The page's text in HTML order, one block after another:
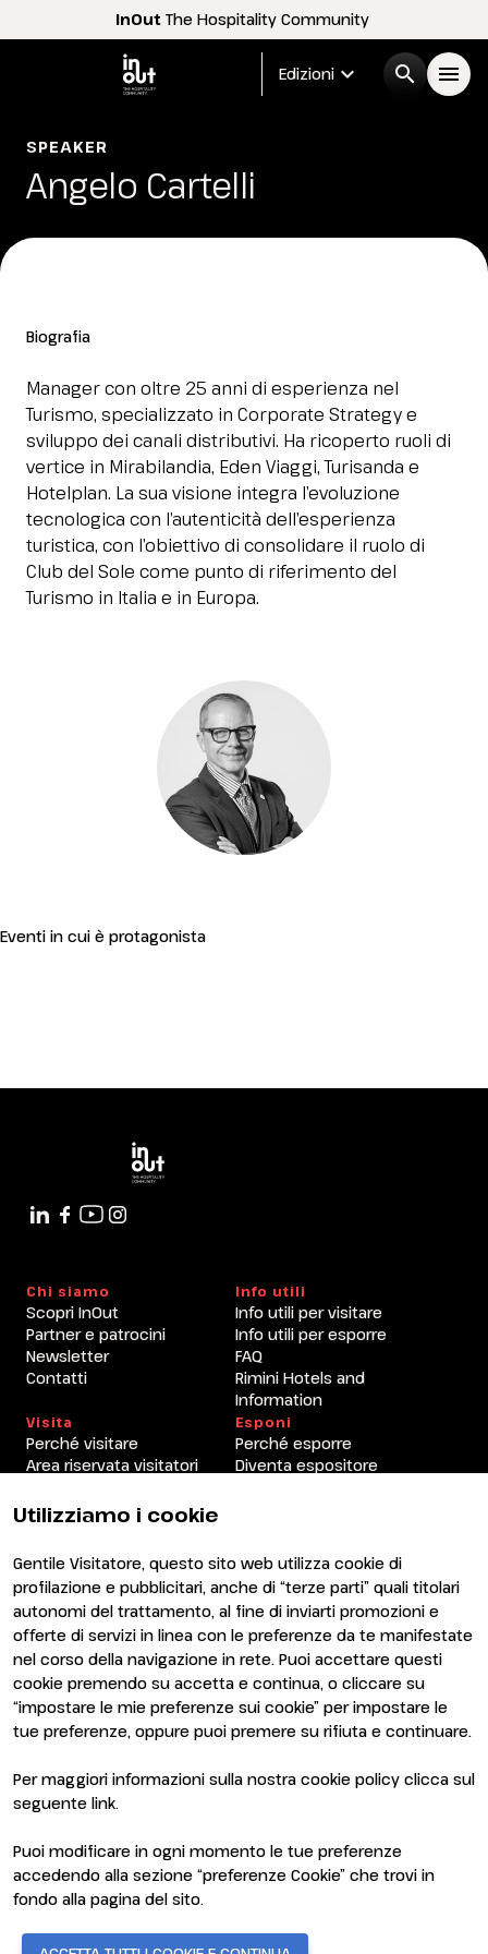
InOut The Hospitality Community
Edizioni expand_more search menu
Menù
Buyer arrow_right
Media Room
Stai pianificando la tua visita a InOut?
RICHIEDI IL TUO BIGLIETTO!
SPEAKER
Angelo Cartelli
Biografia
Manager con oltre 25 anni di esperienza nel
Turismo, specializzato in Corporate Strategy e
sviluppo dei canali distributivi. Ha ricoperto ruoli di
vertice in Mirabilandia, Eden Viaggi, Turisanda e
Hotelplan. La sua visione integra l’evoluzione
tecnologica con l’autenticità dell’esperienza
turistica, con l’obiettivo di consolidare il ruolo di
Club del Sole come punto di riferimento del
Turismo in Italia e in Europa.
Eventi in cui è protagonista
del Politecnico di Milano
9 OTTOBRE
11:00 - 13:00
Main Arena
Utilizziamo i cookie
Gentile Visitatore, questo sito web utilizza cookie di
profilazione e pubblicitari, anche di “terze parti” quali titolari
autonomi del trattamento, al fine di inviarti promozioni e
offerte di servizi in linea con le preferenze da te manifestate
nel corso della navigazione in rete. Puoi accettare questi
cookie premendo su accetta e continua, o cliccare su
“impostare le mie preferenze sui cookie” per impostare le
tue preferenze, oppure puoi premere su rifiuta e continuare.
Per maggiori informazioni sulla nostra cookie policy clicca sul
seguente link.
Puoi modificare in ogni momento le tue preferenze
accedendo alla sezione “preferenze Cookie” che trovi in
fondo alla pagina del sito.
Chi siamo
Scopri InOut
Partner e patrocini
Newsletter
Contatti
Info utili
Info utili per visitare
Info utili per esporre
FAQ
Rimini Hotels and
Information
Visita
Perché visitare
Area riservata visitatori
Esponi
Perché esporre
Diventa espositore
ENTI CERTIFICATORI
© 2026ITALIAN EXHIBITION GROUP SpA - Via Emilia 155, 47921